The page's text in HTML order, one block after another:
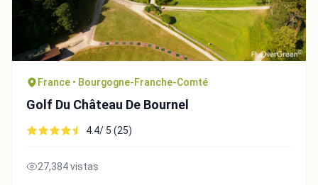
France • Bourgogne-Franche-Comté
Golf Du Château De Bournel
4.4/ 5 (25)
27,384 vistas
Integrate video
Video choice: